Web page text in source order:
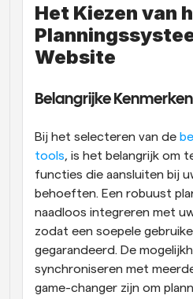
Het Kiezen van
Website
Belangrijke
Bij het selecteren van de
tools, is het belangrijk om
functies die aansluiten bij
behoeften. Een robuust
naadloos integreren met
zodat een soepele
gegarandeerd. De
synchroniseren met
game-changer zijn om